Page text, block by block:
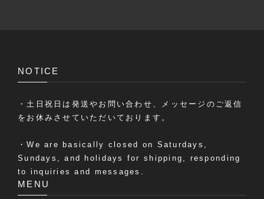
NOTICE
・土日祝日は発送やお問い合わせ、メッセージのご返信
をお休みさせていただいております。
・We are basically closed on Saturdays,
Sundays, and holidays for shipping, responding
to inquiries and messages.
MENU